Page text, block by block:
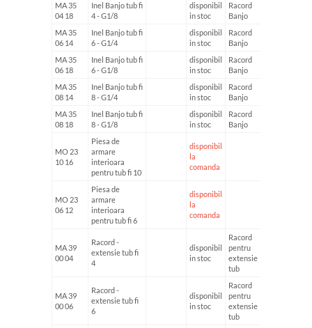
MA 35
04 18
Inel Banjo tub fi
4 - G1/8
disponibil
in stoc
Racord
Banjo
MA 35
06 14
Inel Banjo tub fi
6 - G1/4
disponibil
in stoc
Racord
Banjo
MA 35
06 18
Inel Banjo tub fi
6 - G1/8
disponibil
in stoc
Racord
Banjo
MA 35
08 14
Inel Banjo tub fi
8 - G1/4
disponibil
in stoc
Racord
Banjo
MA 35
08 18
Inel Banjo tub fi
8 - G1/8
disponibil
in stoc
Racord
Banjo
MO 23
10 16
Piesa de
armare
interioara
pentru tub fi 10
disponibil
la
comanda
MO 23
06 12
Piesa de
armare
interioara
pentru tub fi 6
disponibil
la
comanda
MA 39
00 04
Racord -
extensie tub fi
4
disponibil
in stoc
Racord
pentru
extensie
tub
MA 39
00 06
Racord -
extensie tub fi
6
disponibil
in stoc
Racord
pentru
extensie
tub